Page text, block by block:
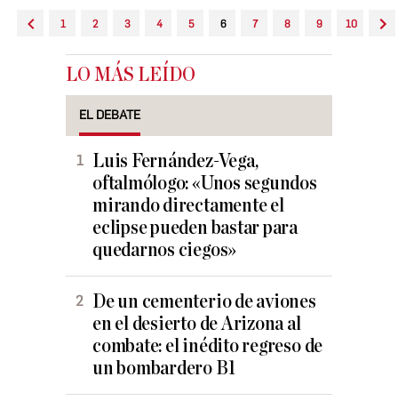
1 2 3 4 5 6 7 8 9 10
LO MÁS LEÍDO
EL DEBATE
Luis Fernández-Vega,
oftalmólogo: «Unos segundos
mirando directamente el
eclipse pueden bastar para
quedarnos ciegos»
De un cementerio de aviones
en el desierto de Arizona al
combate: el inédito regreso de
un bombardero B1